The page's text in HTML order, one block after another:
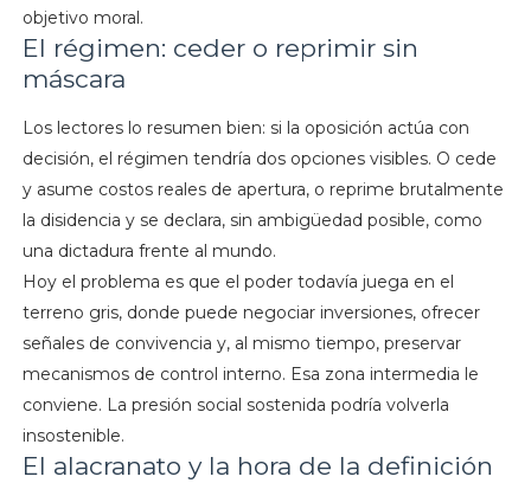
objetivo moral.
El régimen: ceder o reprimir sin
máscara
Los lectores lo resumen bien: si la oposición actúa con
decisión, el régimen tendría dos opciones visibles. O cede
y asume costos reales de apertura, o reprime brutalmente
la disidencia y se declara, sin ambigüedad posible, como
una dictadura frente al mundo.
Hoy el problema es que el poder todavía juega en el
terreno gris, donde puede negociar inversiones, ofrecer
señales de convivencia y, al mismo tiempo, preservar
mecanismos de control interno. Esa zona intermedia le
conviene. La presión social sostenida podría volverla
insostenible.
El alacranato y la hora de la definición